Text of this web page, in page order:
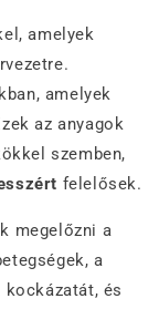
amelyek
amelyek
az anyagok
szemben,
felelősek.
megelőzni a
a
kockázatát, és